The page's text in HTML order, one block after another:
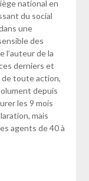
national en
du social
une
des
l’auteur de la
derniers et
de toute action,
depuis
les 9 mois
mais
agents de 40 à